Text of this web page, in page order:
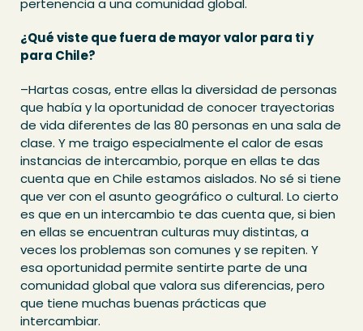
pertenencia a una comunidad global.
¿Qué viste que fuera de mayor valor para ti y
para Chile?
–Hartas cosas, entre ellas la diversidad de personas
que había y la oportunidad de conocer trayectorias
de vida diferentes de las 80 personas en una sala de
clase. Y me traigo especialmente el calor de esas
instancias de intercambio, porque en ellas te das
cuenta que en Chile estamos aislados. No sé si tiene
que ver con el asunto geográfico o cultural. Lo cierto
es que en un intercambio te das cuenta que, si bien
en ellas se encuentran culturas muy distintas, a
veces los problemas son comunes y se repiten. Y
esa oportunidad permite sentirte parte de una
comunidad global que valora sus diferencias, pero
que tiene muchas buenas prácticas que
intercambiar.